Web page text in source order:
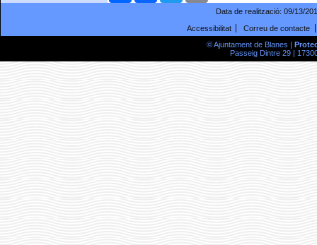
Data de realització: 09/13/
Accessibilitat
Correu de contacte
© Ajuntament de Blanes |
Passeig Dintre 29 |